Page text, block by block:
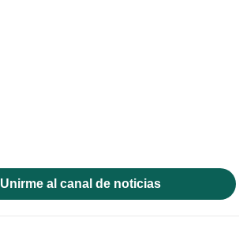
Unirme al canal de noticias